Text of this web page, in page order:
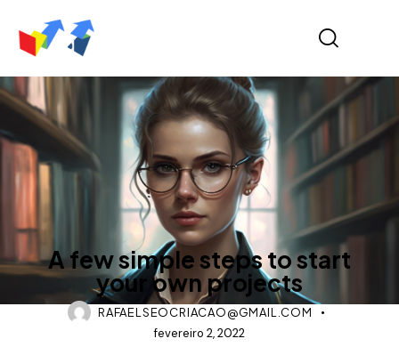
MODERN
A few simple steps to start
your own projects
RAFAELSEOCRIACAO@GMAIL.COM
fevereiro 2, 2022